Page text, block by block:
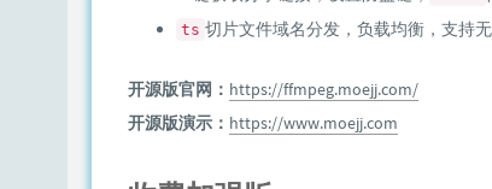
ts 切片文件域名分发，负载均衡，支持
开源版官网： https://ffmpeg.moejj.com/
开源版演示： https://www.moejj.com